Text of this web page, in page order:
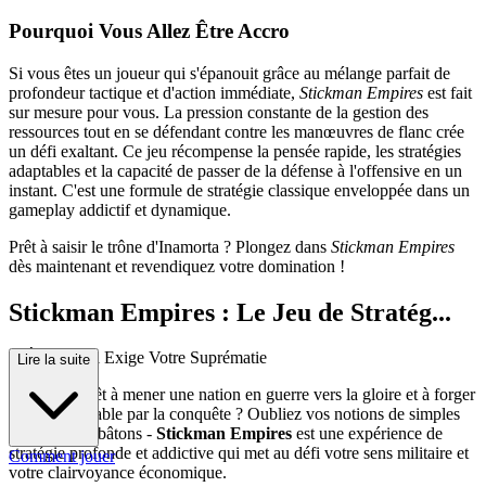
Pourquoi Vous Allez Être Accro
Si vous êtes un joueur qui s'épanouit grâce au mélange parfait de
profondeur tactique et d'action immédiate, Stickman Empires est fait
sur mesure pour vous. La pression constante de la gestion des
ressources tout en se défendant contre les manœuvres de flanc crée
un défi exaltant. Ce jeu récompense la pensée rapide, les stratégies
adaptables et la capacité de passer de la défense à l'offensive en un
instant. C'est une formule de stratégie classique enveloppée dans un
gameplay addictif et dynamique.
Prêt à saisir le trône d'Inamorta ? Plongez dans Stickman Empires
dès maintenant et revendiquez votre domination !
Stickman Empires : Le Jeu de Stratég...
ie Épique qui Exige Votre Suprématie
Êtes-vous prêt à mener une nation en guerre vers la gloire et à forger
une paix durable par la conquête ? Oubliez vos notions de simples
personnages bâtons - Stickman Empires est une expérience de
stratégie profonde et addictive qui met au défi votre sens militaire et
votre clairvoyance économique.
Lire la suite
Comment jouer